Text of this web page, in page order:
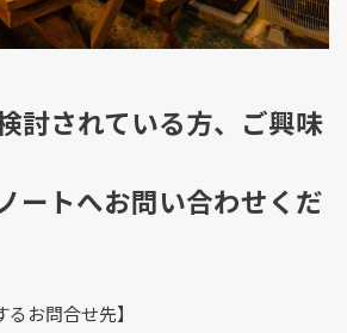
討されている方、ご興味
ートへお問い合わせくだ
るお問合せ先】